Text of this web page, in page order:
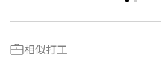
相似打工